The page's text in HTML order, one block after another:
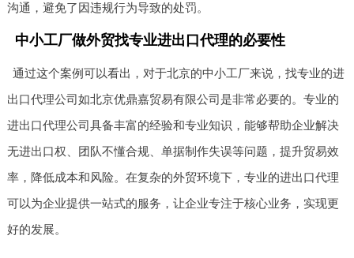
沟通，避免了因违规行为导致的处罚。
中小工厂做外贸找专业进出口代理的必要性
通过这个案例可以看出，对于北京的中小工厂来说，找专业的进
出口代理公司如北京优鼎嘉贸易有限公司是非常必要的。专业的
进出口代理公司具备丰富的经验和专业知识，能够帮助企业解决
无进出口权、团队不懂合规、单据制作失误等问题，提升贸易效
率，降低成本和风险。在复杂的外贸环境下，专业的进出口代理
可以为企业提供一站式的服务，让企业专注于核心业务，实现更
好的发展。